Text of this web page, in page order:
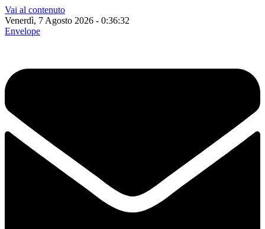
Vai al contenuto
Venerdì, 7 Agosto 2026 - 0:36:33
Envelope